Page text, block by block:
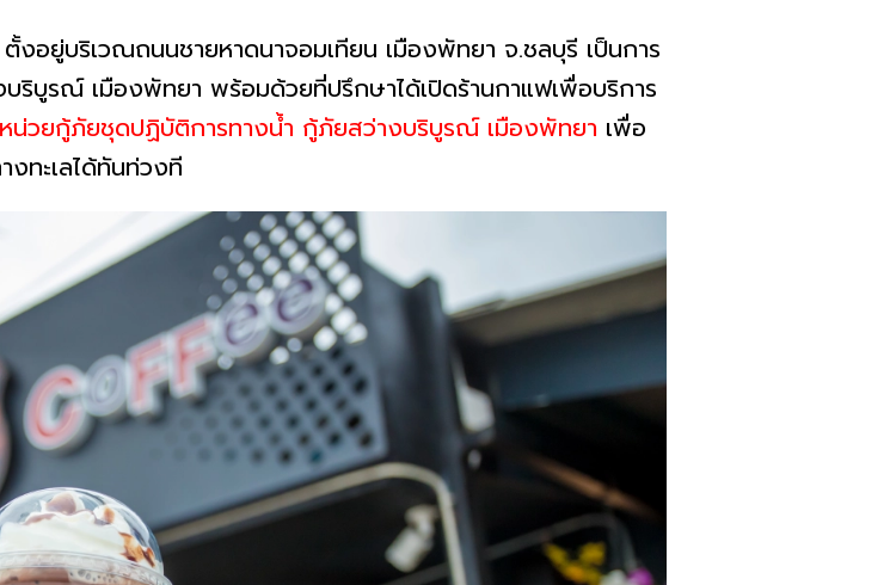
ตั้งอยู่บริเวณถนนชายหาดนาจอมเทียน เมืองพัทยา จ.ชลบุรี เป็นการ
ริบูรณ์ เมืองพัทยา พร้อมด้วยที่ปรึกษาได้เปิดร้านกาแฟเพื่อบริการ
น่วยกู้ภัยชุดปฏิบัติการทางน้ำ กู้ภัยสว่างบริบูรณ์ เมืองพัทยา เพื่อ
ทะเลได้ทันท่วงที